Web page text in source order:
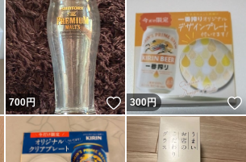
いいね！
700円 いいね！
300円